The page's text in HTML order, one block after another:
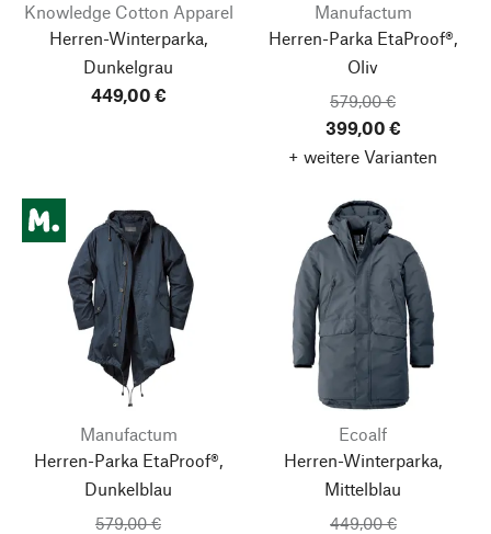
Knowledge Cotton Apparel
Herren-Winterparka,
Dunkelgrau
449,00 €
Manufactum
Herren-Parka EtaProof®,
Oliv
579,00 €
399,00 €
+ weitere Varianten
Manufactum
Herren-Parka EtaProof®,
Dunkelblau
579,00 €
Ecoalf
Herren-Winterparka,
Mittelblau
449,00 €